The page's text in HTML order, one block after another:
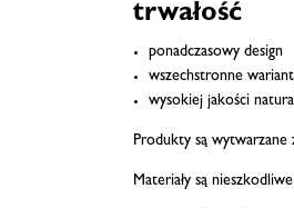
trwałość
ponadczasowy design
wszechstronne
wysokiej jakości
Produkty są wytwarzane
Materiały są